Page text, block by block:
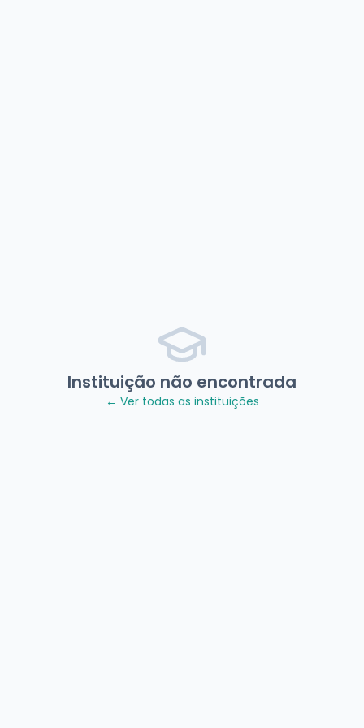
Instituição não encontrada
← Ver todas as instituições